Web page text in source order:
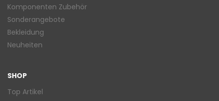
Komponenten Zubehör
Sonderangebote
Bekleidung
Neuheiten
SHOP
Top Artikel